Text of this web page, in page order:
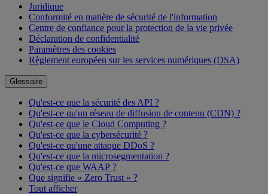
Juridique
Conformité en matière de sécurité de l'information
Centre de confiance pour la protection de la vie privée
Déclaration de confidentialité
Paramètres des cookies
Règlement européen sur les services numériques (DSA)
Glossaire
Qu'est-ce que la sécurité des API ?
Qu'est-ce qu'un réseau de diffusion de contenu (CDN) ?
Qu'est-ce que le Cloud Computing ?
Qu'est-ce que la cybersécurité ?
Qu'est-ce qu'une attaque DDoS ?
Qu'est-ce que la microsegmentation ?
Qu'est-ce que WAAP ?
Que signifie « Zero Trust » ?
Tout afficher